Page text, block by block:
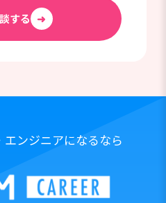
する ➜
ンジニアになるなら